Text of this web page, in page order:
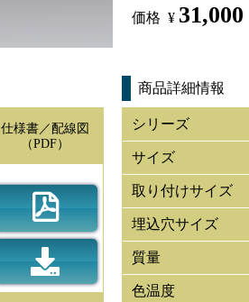
価格 ¥ 31,000
仕様書／配線図
（PDF）
商品詳細情報
シリーズ
サイズ
取り付けサイズ
埋込穴サイズ
質量
色温度